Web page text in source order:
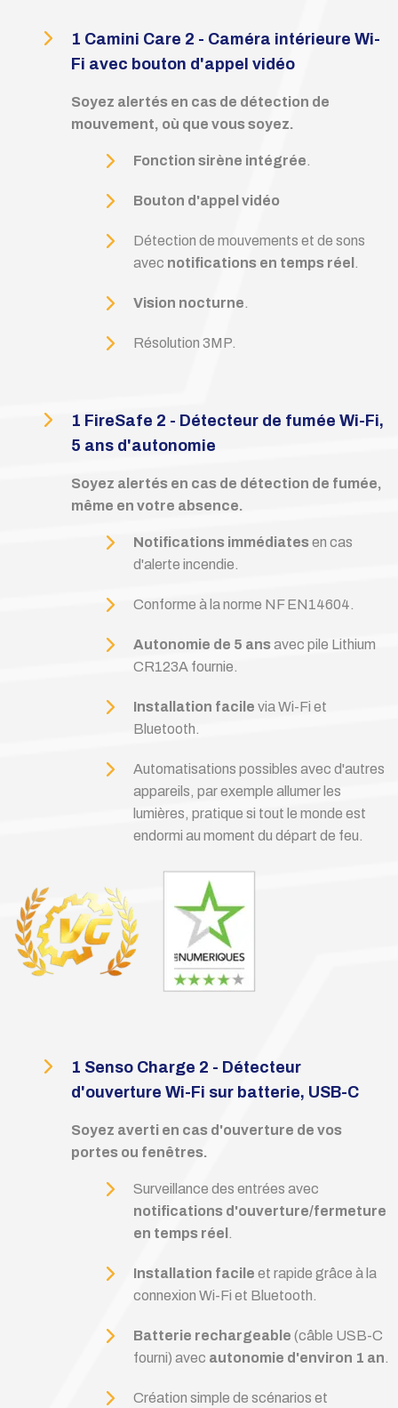
1 Camini Care 2 - Caméra intérieure Wi-
Fi avec bouton d'appel vidéo
Soyez alertés en cas de détection de
mouvement, où que vous soyez.
Fonction sirène intégrée.
Bouton d'appel vidéo
Détection de mouvements et de sons
avec notifications en temps réel .
Vision nocturne.
Résolution 3MP.
1 FireSafe 2 - Détecteur de fumée Wi-Fi,
5 ans d'autonomie
Soyez alertés en cas de détection de fumée,
même en votre absence.
Notifications immédiatesen cas
d'alerte incendie.
Conforme à la norme NF EN14604.
Autonomie de 5 ansavec pile Lithium
CR123A fournie.
Installation facile via Wi-Fi et
Bluetooth.
Automatisations possibles avec d'autres
appareils, par exemple allumer les
lumières, pratique si tout le monde est
endormi au moment du départ de feu.
1 Senso Charge 2 - Détecteur
d'ouverture Wi-Fi sur batterie, USB-C
Soyez averti en cas d'ouverture de vos
portes ou fenêtres.
Surveillance des entrées avec
notifications d'ouverture/fermeture
en temps réel .
Installation facile et rapide grâce à la
connexion Wi-Fi et Bluetooth.
Batterie rechargeable (câble USB-C
fourni) avec autonomie d'environ 1 an.
Création simple de scénarios et